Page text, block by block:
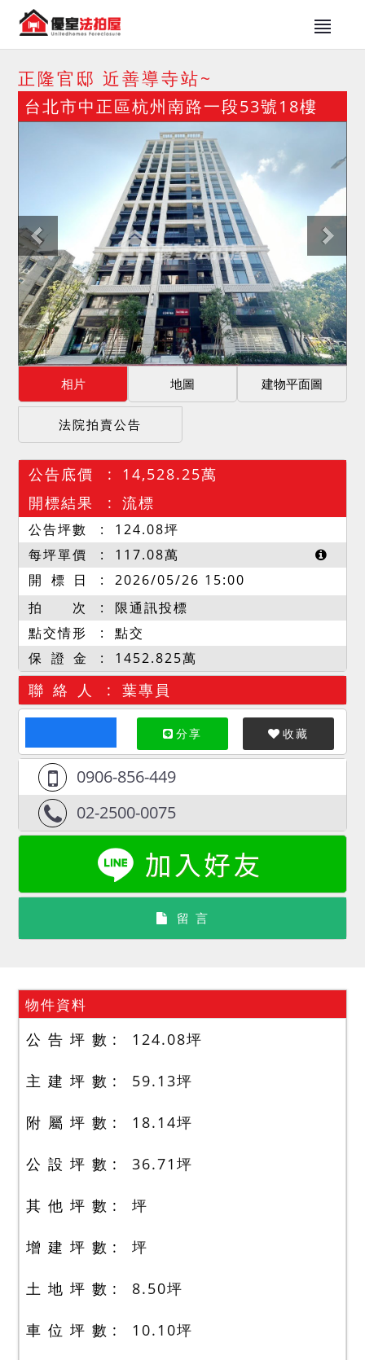
正隆官邸 近善導寺站~
台北市中正區杭州南路一段53號18樓
相片 地圖 建物平面圖
法院拍賣公告
公告底價
14,528.25萬
開標結果
流標
公告坪數 124.08坪
每坪單價
117.08萬
開 標 日
2026/05/26 15:00
拍 次
限通訊投標
點交情形
點交
保 證 金
1452.825萬
聯 絡 人 葉專員
分享 收藏
0906-856-449
02-2500-0075
留 言
物件資料
公 告 坪 數 124.08坪
主 建 坪 數 59.13坪
附 屬 坪 數 18.14坪
公 設 坪 數 36.71 坪
其 他 坪 數 坪
增 建 坪 數 坪
土 地 坪 數 8.50坪
車 位 坪 數 10.10坪